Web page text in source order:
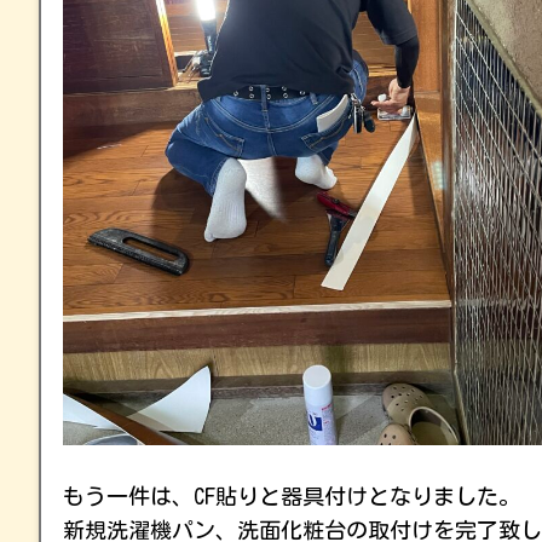
もう一件は、CF貼りと器具付けとなりました。
新規洗濯機パン、洗面化粧台の取付けを完了致